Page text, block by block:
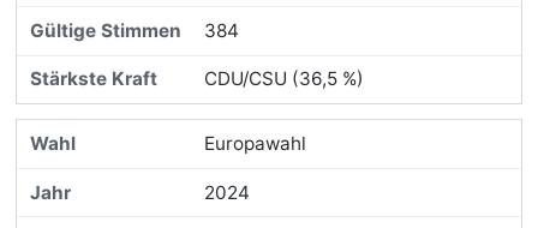
384
CDU/CSU (36,5 %)
Europawahl
2024